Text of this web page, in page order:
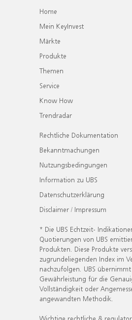
Home
Mein KeyInvest
Märkte
Produkte
Themen
Service
Know How
Trendradar
Rechtliche Dokumentation
Bekanntmachungen
Nutzungsbedingungen
Information zu UBS
Datenschutzerklärung
Disclaimer / Impressum
* Die UBS Echtzeit-
Quotierungen von UBS
Produkten. Diese Produkte
zugrundeliegenden Index im
nachzufolgen. UBS
Gewährleistung für die
Vollständigkeit oder
angewandten Methodik.